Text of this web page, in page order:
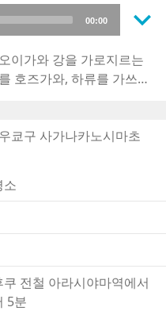
00:00 keyboard_arrow_down
이가와 강을 가로지르는
호즈가와, 하류를 가쓰라
호즈가와 수로를 정비해
재 위치로 다리를 정비했
으로 불리게 되었습니다.
각과 횡목은 철근 콘크리
울리도록 난간 부분은 나
야마를 소개하는 팜플렛
아라시야마 풍경의 상징
쿄구 사가나카노시마초
소
쿠 전철 아라시야마역에서
5분